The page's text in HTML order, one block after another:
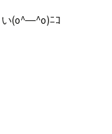
(o^―^o)ﾆｺ